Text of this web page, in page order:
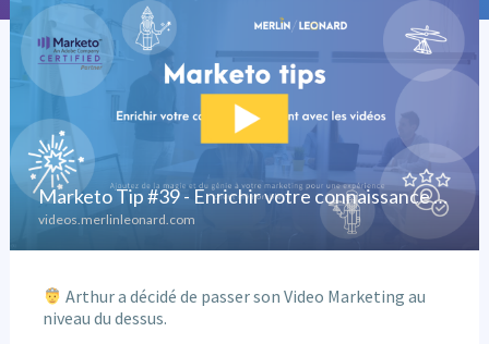
Arthur a décidé de passer son Video Marketing au
niveau du dessus.